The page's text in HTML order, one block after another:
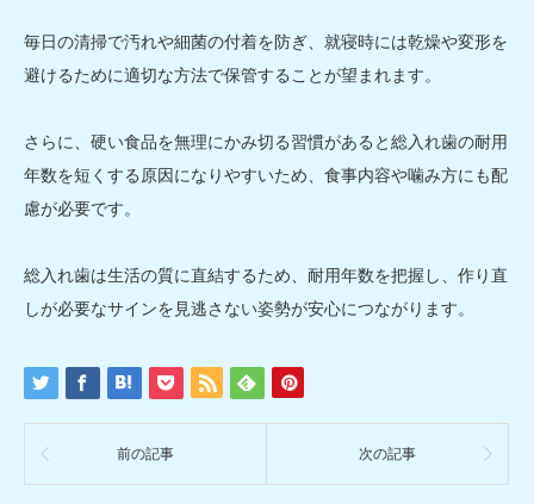
毎日の清掃で汚れや細菌の付着を防ぎ、就寝時には乾燥や変形を
避けるために適切な方法で保管することが望まれます。
さらに、硬い食品を無理にかみ切る習慣があると総入れ歯の耐用
年数を短くする原因になりやすいため、食事内容や噛み方にも配
慮が必要です。
総入れ歯は生活の質に直結するため、耐用年数を把握し、作り直
しが必要なサインを見逃さない姿勢が安心につながります。
前の記事 次の記事